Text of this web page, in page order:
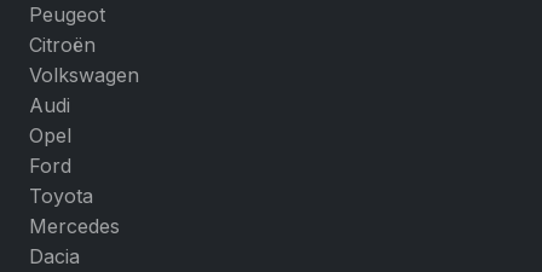
Peugeot
Citroën
Volkswagen
Audi
Opel
Ford
Toyota
Mercedes
Dacia